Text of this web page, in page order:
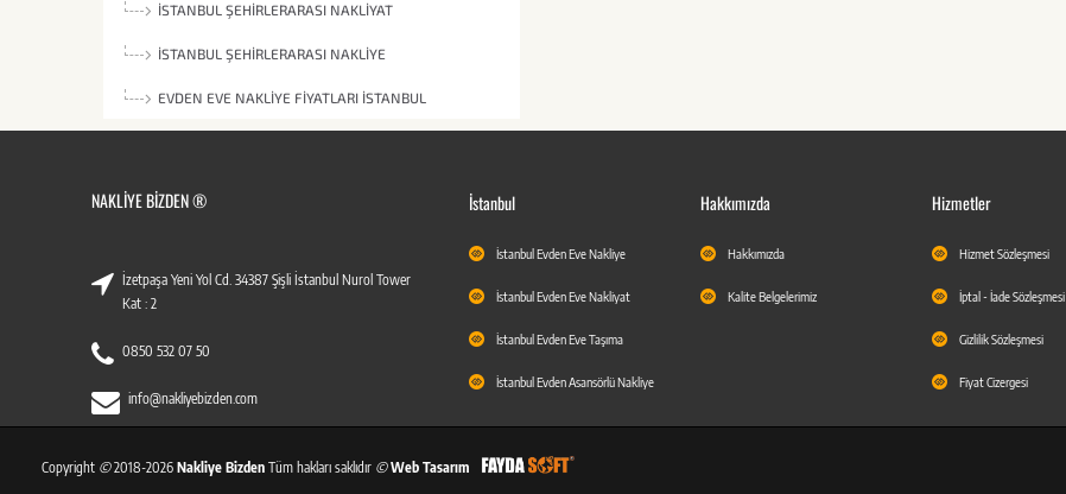
İSTANBUL ŞEHIRLERARASI NAKLIYAT
İSTANBUL ŞEHIRLERARASI NAKLIYE
EVDEN EVE NAKLIYE FIYATLARI İSTANBUL
NAKLIYE BIZDEN ®
İzetpaşa Yeni Yol Cd. 34387 Şişli İstanbul Nurol Tower
Kat : 2
0850 532 07 50
info@nakliyebizden.com
İstanbul
İstanbul Evden Eve Nakliye
İstanbul Evden Eve Nakliyat
İstanbul Evden Eve Taşıma
İstanbul Evden Asansörlü Nakliye
Hakkımızda
Hakkımızda
Kalite Belgelerimiz
Hizmetler
Hizmet Sözleşmesi
İptal - İade Sözleşmesi
Gizlilik Sözleşmesi
Fiyat Cizergesi
Copyright ©2018-2026 Nakliye Bizden Tüm hakları saklıdır © Web Tasarım